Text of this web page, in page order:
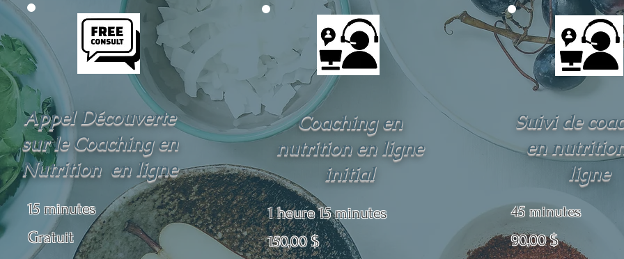
Appel Découverte
sur le Coaching en
Nutrition en ligne
15 minutes
Gratuit
Coaching en
nutrition en ligne
initial
1 heure 15 minutes
150,00 $
Suivi de
en
ligne
45 minutes
90,00 $